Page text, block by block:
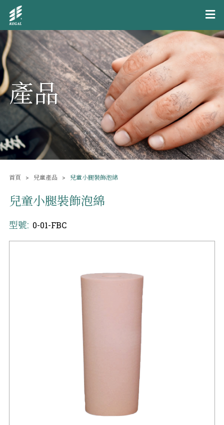
產品
首頁 兒童產品 兒童小腿裝飾泡綿
兒童小腿裝飾泡綿
型號: 0-01-FBC